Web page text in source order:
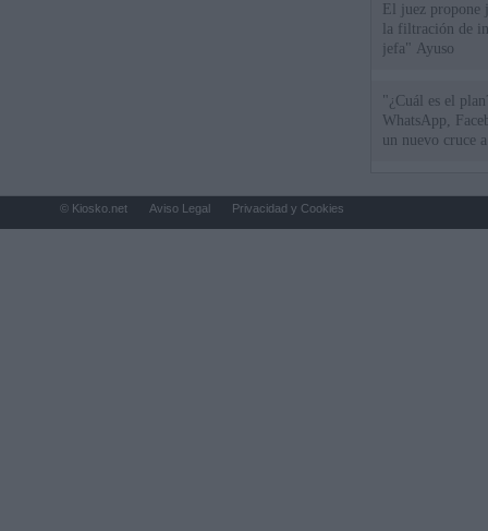
El juez propone
la filtración de
jefa" Ayuso
"¿Cuál es el
WhatsApp,
un nuevo cruce
© Kiosko.net Aviso Legal Privacidad y Cookies